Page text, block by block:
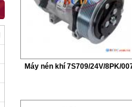
Máy nén khí 7S709/24V/8PK/